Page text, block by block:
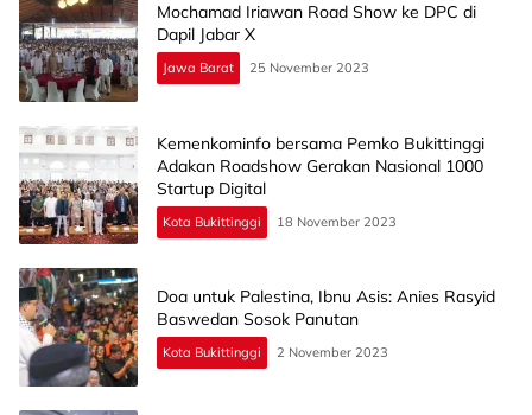
Mochamad Iriawan Road Show ke DPC di
Dapil Jabar X
Jawa Barat 25 November 2023
Kemenkominfo bersama Pemko Bukittinggi
Adakan Roadshow Gerakan Nasional 1000
Startup Digital
Kota Bukittinggi 18 November 2023
Doa untuk Palestina, Ibnu Asis: Anies Rasyid
Baswedan Sosok Panutan
Kota Bukittinggi 2 November 2023